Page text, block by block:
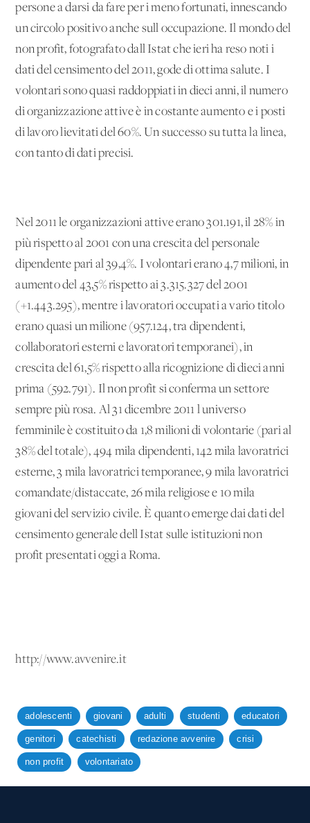
persone a darsi da fare per i meno fortunati, innescando
un circolo positivo anche sull'occupazione. Il mondo del
non profit, fotografato dall'Istat che ieri ha reso noti i
dati del censimento del 2011, gode di ottima salute. I
volontari sono quasi raddoppiati in dieci anni, il numero
di organizzazione attive è in costante aumento e i posti
di lavoro lievitati del 60%. Un successo su tutta la linea,
con tanto di dati precisi.
Nel 2011 le organizzazioni attive erano 301.191, il 28% in
più rispetto al 2001 con una crescita del personale
dipendente pari al 39,4%. I volontari erano 4,7 milioni, in
aumento del 43,5% rispetto ai 3.315.327 del 2001
(+1.443.295), mentre i lavoratori occupati a vario titolo
erano quasi un milione (957.124, tra dipendenti,
collaboratori esterni e lavoratori temporanei), in
crescita del 61,5% rispetto alla ricognizione di dieci anni
prima (592.791). Il non profit si conferma un settore
sempre più rosa. Al 31 dicembre 2011 l'universo
femminile è costituito da 1,8 milioni di volontarie (pari al
38% del totale), 494 mila dipendenti, 142 mila lavoratrici
esterne, 3 mila lavoratrici temporanee, 9 mila lavoratrici
comandate/distaccate, 26 mila religiose e 10 mila
giovani del servizio civile. È quanto emerge dai dati del
censimento generale dell'Istat sulle istituzioni non
profit presentati oggi a Roma.
http://www.avvenire.it
adolescenti giovani adulti studenti educatori
genitori catechisti redazione avvenire crisi
non profit volontariato